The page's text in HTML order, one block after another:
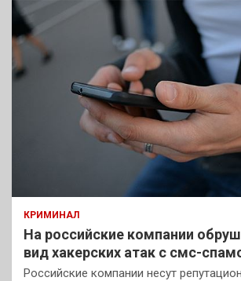
КРИМИНАЛ
На российские компании
вид хакерских атак с смс-
Российские компании несут